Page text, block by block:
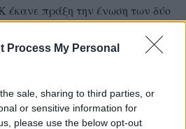
Process My Personal
sale, sharing to third parties, or
or sensitive information for
please use the below opt-out
πράξη την ένωση των δύο
αγώνων του Ρίο, αν και
υποστηρίζω».